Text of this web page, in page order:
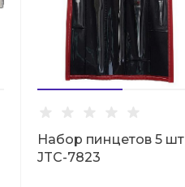
Набор пинцетов 5 шт
JTC-7823